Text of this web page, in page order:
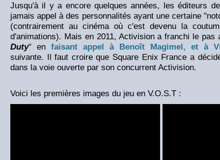
Jusqu'à il y a encore quelques années, les éditeurs
jamais appel à des personnalités ayant une certaine
(contrairement au cinéma où c'est devenu la
d'animations). Mais en 2011, Activision a franchi le pas
Duty" enfaisant appel à Benoît Magimel, et à
suivante. Il faut croire que Square Enix France a
dans la voie ouverte par son concurrent Activision.
Voici les premières images du jeu en V.O.S.T :